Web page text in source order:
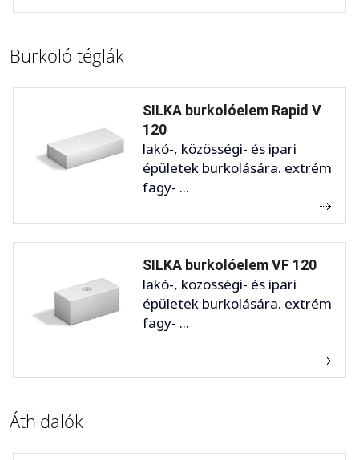
Burkoló téglák
SILKA burkolóelem Rapid V
120
lakó-, közösségi- és ipari
épületek burkolására. extrém
fagy- ...
SILKA burkolóelem VF 120
lakó-, közösségi- és ipari
épületek burkolására. extrém
fagy- ...
Áthidalók